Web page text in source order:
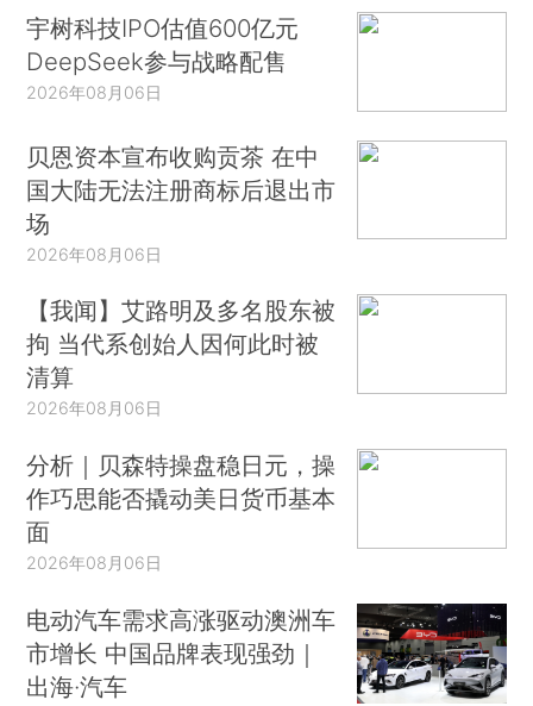
宇树科技IPO估值600亿元
DeepSeek参与战略配售
2026年08月06日
贝恩资本宣布收购贡茶 在中
国大陆无法注册商标后退出市
场
2026年08月06日
【我闻】艾路明及多名股东被
拘 当代系创始人因何此时被
清算
2026年08月06日
分析｜贝森特操盘稳日元，操
作巧思能否撬动美日货币基本
面
2026年08月06日
电动汽车需求高涨驱动澳洲车
市增长 中国品牌表现强劲｜
出海·汽车